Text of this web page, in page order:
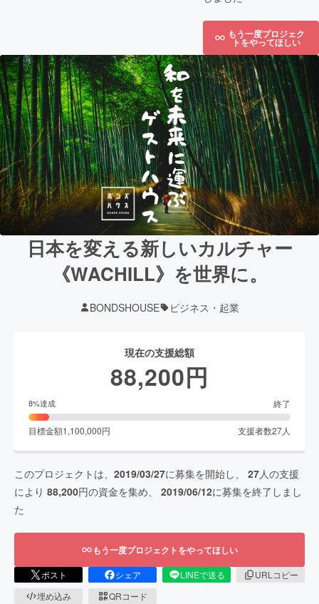
もう一度プロジェク
トをやってほしい
日本を変える新しいカルチャー
《WACHILL》を世界に。
BONDSHOUSE ビジネス・起業
現在の支援総額
88,200円
8%達成 終了
目標金額1,100,000円 支援者数27人
このプロジェクトは、 2019/03/27に募集を開始し、 27人の支援
により 88,200円の資金を集め、 2019/06/12に募集を終了しまし
た
もう一度プロジェクトをやってほしい
ポスト シェア LINEで送る
URLコピー
埋め込み
QRコード